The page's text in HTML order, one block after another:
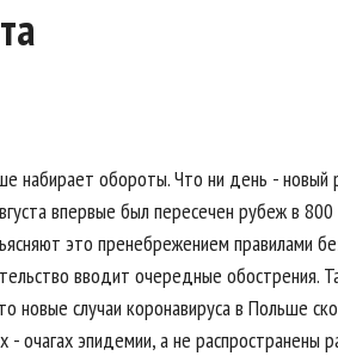
набирает обороты. Что ни день - новый
впервые был пересечен рубеж в 800
это пренебрежением правилами
вводит очередные обострения.
новые случаи коронавируса в Польше
- очагах эпидемии, а не распространены